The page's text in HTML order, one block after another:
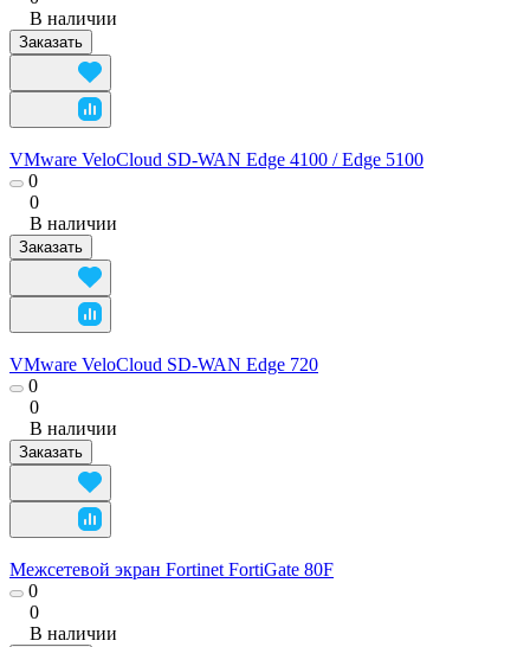
В наличии
Заказать
VMware VeloCloud SD‑WAN Edge 4100 / Edge 5100
0
0
В наличии
Заказать
VMware VeloCloud SD‑WAN Edge 720
0
0
В наличии
Заказать
Межсетевой экран Fortinet FortiGate 80F
0
0
В наличии